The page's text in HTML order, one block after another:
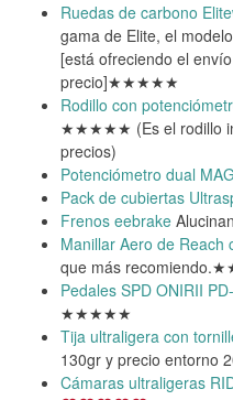
Ruedas de carbono
gama de Elite, el
[está ofreciendo el
precio]★★★★★
Rodillo con
★★★★★ (Es el rodillo
precios)
Potenciómetro dual
Pack de cubiertas
Frenos eebrake
Manillar Aero de Reach
que más
Pedales SPD ONIRII
★★★★★
Tija ultraligera con
130gr y precio
Cámaras ultraligeras